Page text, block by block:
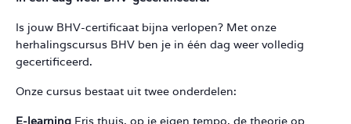
Is jouw BHV-certificaat bijna verlopen? Met onze
herhalingscursus BHV ben je in één dag weer volledig
gecertificeerd.
Onze cursus bestaat uit twee onderdelen:
E-learning Fris thuis, op je eigen tempo, de theorie op